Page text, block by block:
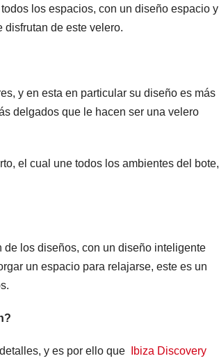
los espacios, con un diseño espacio y
disfrutan de este velero.
y en esta en particular su diseño es más
delgados que le hacen ser una velero
el cual une todos los ambientes del bote,
los diseños, con un diseño inteligente
un espacio para relajarse, este es un
y es por ello que
Ibiza Discovery